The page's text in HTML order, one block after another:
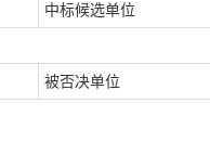
中标候选单位
被否决单位